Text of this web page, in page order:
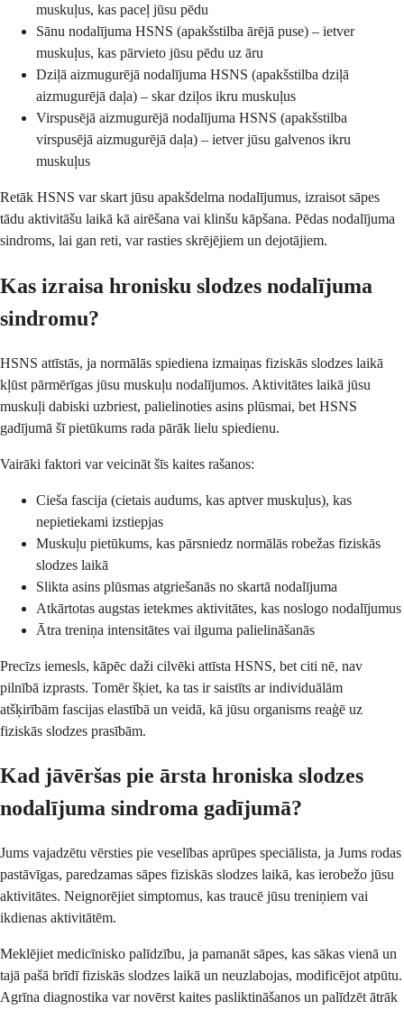
muskuļus, kas paceļ jūsu pēdu
Sānu nodalījuma HSNS (apakšstilba ārējā puse) – ietver
muskuļus, kas pārvieto jūsu pēdu uz āru
Dziļā aizmugurējā nodalījuma HSNS (apakšstilba dziļā
aizmugurējā daļa) – skar dziļos ikru muskuļus
Virspusējā aizmugurējā nodalījuma HSNS (apakšstilba
virspusējā aizmugurējā daļa) – ietver jūsu galvenos ikru
muskuļus
Retāk HSNS var skart jūsu apakšdelma nodalījumus, izraisot sāpes
tādu aktivitāšu laikā kā airēšana vai klinšu kāpšana. Pēdas nodalījuma
sindroms, lai gan reti, var rasties skrējējiem un dejotājiem.
Kas izraisa hronisku slodzes nodalījuma
sindromu?
HSNS attīstās, ja normālās spiediena izmaiņas fiziskās slodzes laikā
kļūst pārmērīgas jūsu muskuļu nodalījumos. Aktivitātes laikā jūsu
muskuļi dabiski uzbriest, palielinoties asins plūsmai, bet HSNS
gadījumā šī pietūkums rada pārāk lielu spiedienu.
Vairāki faktori var veicināt šīs kaites rašanos:
Cieša fascija (cietais audums, kas aptver muskuļus), kas
nepietiekami izstiepjas
Muskuļu pietūkums, kas pārsniedz normālās robežas fiziskās
slodzes laikā
Slikta asins plūsmas atgriešanās no skartā nodalījuma
Atkārtotas augstas ietekmes aktivitātes, kas noslogo nodalījumus
Ātra treniņa intensitātes vai ilguma palielināšanās
Precīzs iemesls, kāpēc daži cilvēki attīsta HSNS, bet citi nē, nav
pilnībā izprasts. Tomēr šķiet, ka tas ir saistīts ar individuālām
atšķirībām fascijas elastībā un veidā, kā jūsu organisms reaģē uz
fiziskās slodzes prasībām.
Kad jāvēršas pie ārsta hroniska slodzes
nodalījuma sindroma gadījumā?
Jums vajadzētu vērsties pie veselības aprūpes speciālista, ja Jums rodas
pastāvīgas, paredzamas sāpes fiziskās slodzes laikā, kas ierobežo jūsu
aktivitātes. Neignorējiet simptomus, kas traucē jūsu treniņiem vai
ikdienas aktivitātēm.
Meklējiet medicīnisko palīdzību, ja pamanāt sāpes, kas sākas vienā un
tajā pašā brīdī fiziskās slodzes laikā un neuzlabojas, modificējot atpūtu.
Agrīna diagnostika var novērst kaites pasliktināšanos un palīdzēt ātrāk